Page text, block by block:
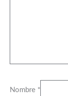
Nombre *